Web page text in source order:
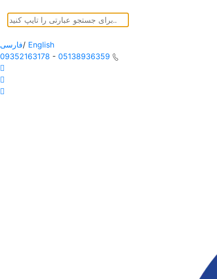
فارسی/ English
09352163178 - 05138936359